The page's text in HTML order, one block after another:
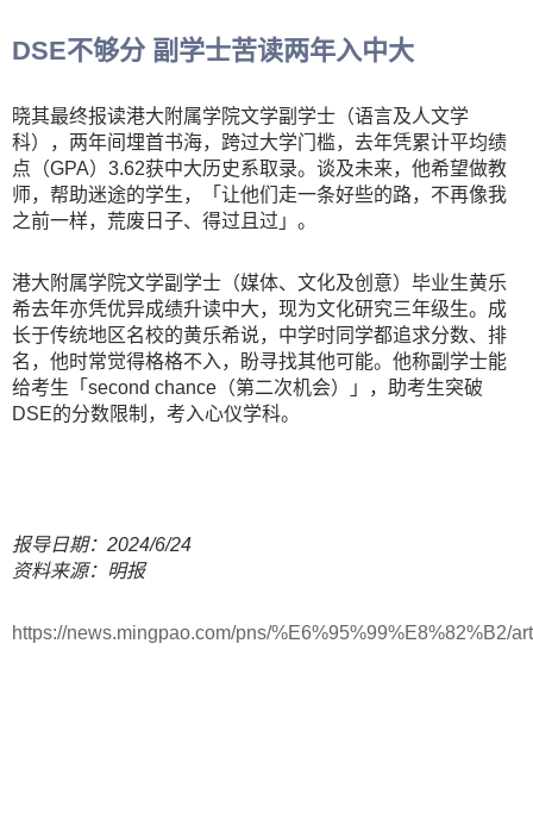
DSE不够分 副学士苦读两年入中大
晓其最终报读港大附属学院文学副学士（语言及人文学
科），两年间埋首书海，跨过大学门槛，去年凭累计平均绩
点（GPA）3.62获中大历史系取录。谈及未来，他希望做教
师，帮助迷途的学生，「让他们走一条好些的路，不再像我
之前一样，荒废日子、得过且过」。
港大附属学院文学副学士（媒体、文化及创意）毕业生黄乐
希去年亦凭优异成绩升读中大，现为文化研究三年级生。成
长于传统地区名校的黄乐希说，中学时同学都追求分数、排
名，他时常觉得格格不入，盼寻找其他可能。他称副学士能
给考生「second chance（第二次机会）」，助考生突破
DSE的分数限制，考入心仪学科。
报导日期：2024/6/24
资料来源：明报
https://news.mingpao.com/pns/%E6%95%99%E8%82%B2/